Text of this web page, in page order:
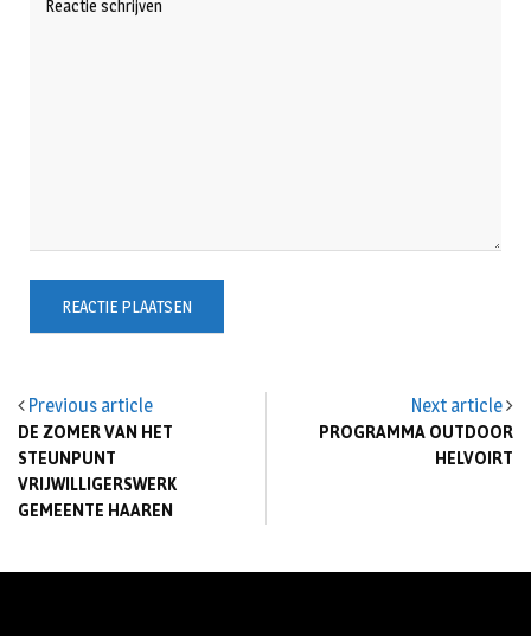
Previous article
DE ZOMER VAN HET
STEUNPUNT
VRIJWILLIGERSWERK
GEMEENTE HAAREN
Next article
PROGRAMMA OUTDOOR
HELVOIRT